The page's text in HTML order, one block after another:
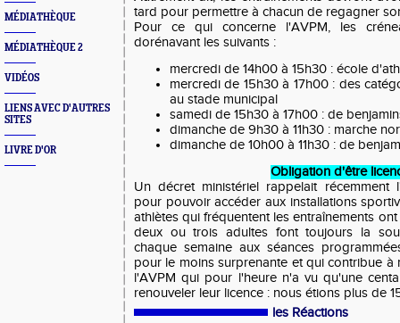
MÉDIATHÈQUE
MÉDIATHÈQUE 2
VIDÉOS
LIENS AVEC D'AUTRES
SITES
LIVRE D'OR
tard pour permettre à chacun de regagner
Pour ce qui concerne l'AVPM, les
dorénavant les suivants :
mercredi de 14h00 à 15h30 : école
mercredi de 15h30 à 17h00 : des
au stade municipal
samedi de 15h30 à 17h00 : de
dimanche de 9h30 à 11h30 : marche
dimanche de 10h00 à 11h30 : de
Obligation d'être
Un décret ministériel rappelait récemment
pour pouvoir accéder aux installations
athlètes qui fréquentent les entraînements
deux ou trois adultes font toujours la
chaque semaine aux séances
pour le moins surprenante et qui contribue à
l'AVPM qui pour l'heure n'a vu qu'une
renouveler leur licence : nous étions plus de
les Réactions